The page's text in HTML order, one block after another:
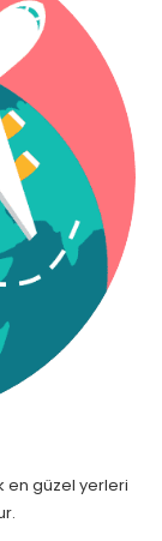
en güzel yerleri